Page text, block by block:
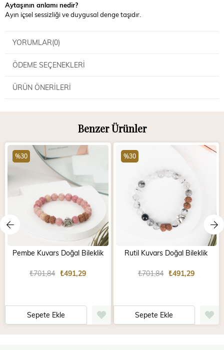
Aytaşının anlamı nedir?
Ayın içsel sessizliği ve duygusal denge taşıdır.
YORUMLAR(0)
ÖDEME SEÇENEKLERI
ÜRÜN ÖNERILERI
Benzer Ürünler
Pembe Kuvars Doğal Bileklik
₺491,29
₺701,84
Sepete Ekle
%30
Rutil Kuvars Doğal Bileklik
₺491,29
₺701,84
Sepete Ekle
%30